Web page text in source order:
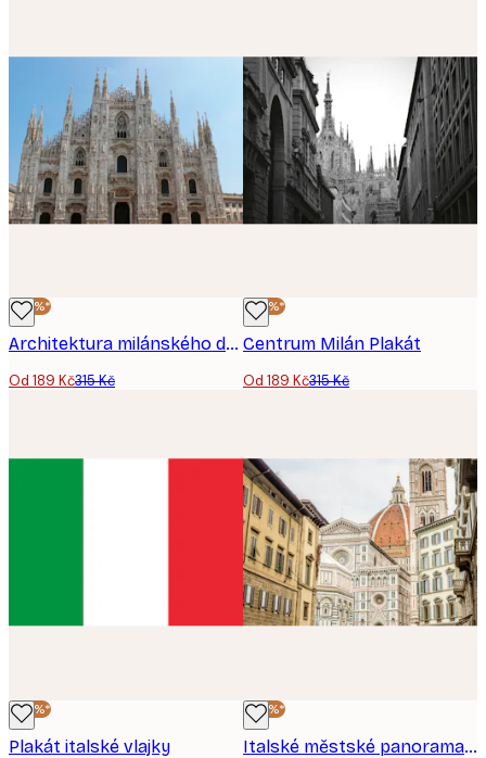
-40%*
Architektura milánského dómu - plakát
Od 189 Kč315 Kč
-40%*
Centrum Milán Plakát
Od 189 Kč315 Kč
-40%*
Plakát italské vlajky
-40%*
Italské městské panorama plakát